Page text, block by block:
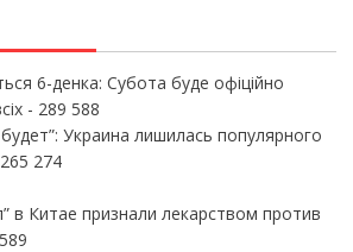
6-денка: Субота буде офіційно
- 289 588
Украина лишилась популярного
274
в Китае признали лекарством против